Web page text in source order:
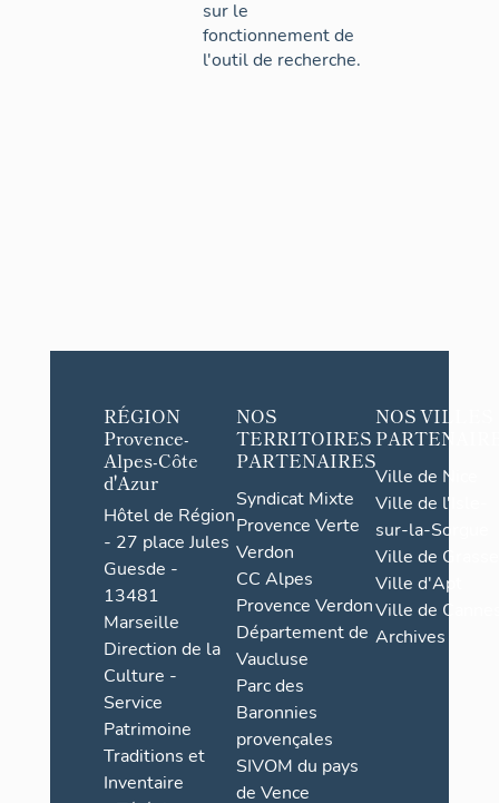
sur le
fonctionnement de
l'outil de recherche.
RÉGION
Provence-
Alpes-Côte
d'Azur
Hôtel de Région
- 27 place Jules
Guesde -
13481
Marseille
Direction de la
Culture -
Service
Patrimoine
Traditions et
Inventaire
NOS
TERRITOIRES
PARTENAIRES
Syndicat Mixte
Provence Verte
Verdon
CC Alpes
Provence Verdon
Département de
Vaucluse
Parc des
Baronnies
provençales
SIVOM du pays
de Vence
NOS VILLES
Ville de Nice
Ville de l'Isle-
sur-la-Sorgue
Ville de Grasse
Ville d'Apt
Ville de
Archives